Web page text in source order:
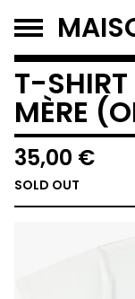
T-
MÈRE
35,00 €
SOLD OUT